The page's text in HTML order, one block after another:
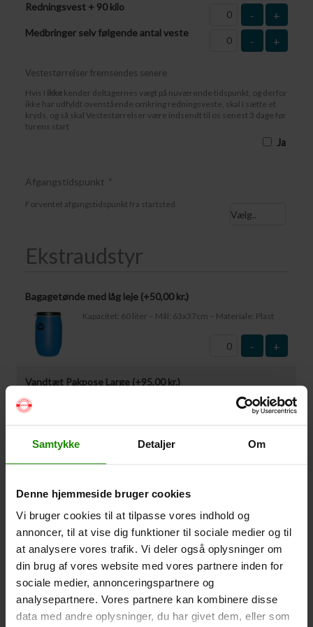
Samtykke Detaljer Om
Denne hjemmeside bruger cookies
Vi bruger cookies til at tilpasse vores indhold og
annoncer, til at vise dig funktioner til sociale medier og til
at analysere vores trafik. Vi deler også oplysninger om
din brug af vores website med vores partnere inden for
sociale medier, annonceringspartnere og
analysepartnere. Vores partnere kan kombinere disse
data med andre oplysninger, du har givet dem, eller som
Redningsvest + 90 kilo
- +
Medbringer selv følgende antal veste
- +
Vestestørrelser fremsendes senere
Hvis I ikke kender deltagernes vægt på nuværende tidspunkt, og derfor
ikke har udfyldt ovenstående omkring redningsveste, skal I sætte et
kryds, og så skal Vestestørrelser være indsendt til os senest 3 dage før
turens start
Ja
Afgangstidspunkt *
Forventet afgangstidspunkt fra startsted
Ekstraudstyr
Bagagetønde med låg leje (+50,00kr.)
Kapacitet: 60 liter – Mål: 63x37cm – Materiale: Plast
- +
Vandtæt Pakpose Large (+95,00kr.)
Volumen: 36 liter – Størrelse: 30x30x61cm. –
-
Volume: 6 liter – Størrelse: 18x18x35cm. – Materiale:
- +
Vandtæt Smartphone Etui (+
Størrelse 22,5×11,5cm. Telefonen kan betjenes når
den er i etuiet. Vandtæt ned til 1 meter.